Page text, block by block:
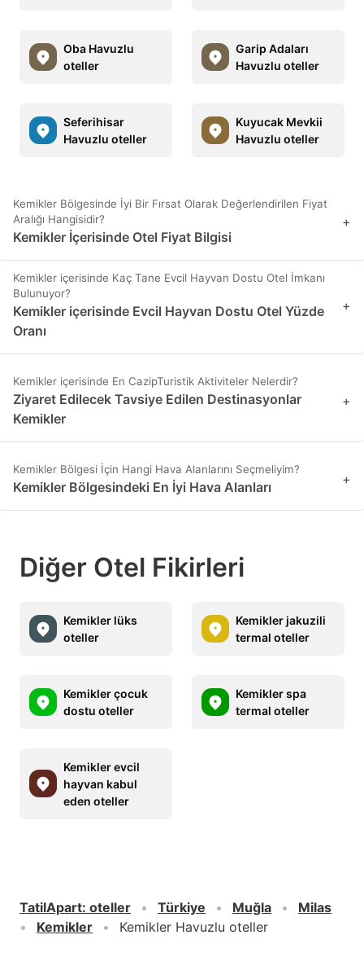
Oba Havuzlu
oteller
Garip Adaları
Havuzlu oteller
Seferihisar
Havuzlu oteller
Kuyucak Mevkii
Havuzlu oteller
Kemikler Bölgesinde İyi Bir Fırsat Olarak Değerlendirilen Fiyat
Aralığı Hangisidir?
Kemikler İçerisinde Otel Fiyat Bilgisi
+
Kemikler içerisinde Kaç Tane Evcil Hayvan Dostu Otel İmkanı
Bulunuyor?
Kemikler içerisinde Evcil Hayvan Dostu Otel Yüzde
Oranı
+
Kemikler içerisinde En CazipTuristik Aktiviteler Nelerdir?
Ziyaret Edilecek Tavsiye Edilen Destinasyonlar
Kemikler
+
Kemikler Bölgesi İçin Hangi Hava Alanlarını Seçmeliyim?
Kemikler Bölgesindeki En İyi Hava Alanları +
Diğer Otel Fikirleri
Kemikler lüks
oteller
Kemikler jakuzili
termal oteller
Kemikler çocuk
dostu oteller
Kemikler spa
termal oteller
Kemikler evcil
hayvan kabul
eden oteller
TatilApart: oteller Türkiye Muğla
Milas
Kemikler
Kemikler Havuzlu oteller